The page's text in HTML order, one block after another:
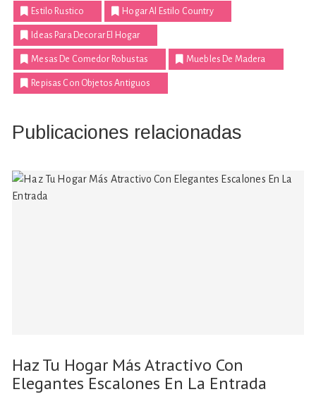
Estilo Rustico Hogar Al Estilo Country
Ideas Para Decorar El Hogar
Mesas De Comedor Robustas Muebles De Madera
Repisas Con Objetos Antiguos
Publicaciones relacionadas
Haz Tu Hogar Más Atractivo Con
Elegantes Escalones En La Entrada